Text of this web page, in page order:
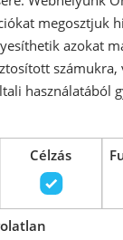
Cikkszám:
148
megosztjuk
azokat
számukra,
használatából
Célzás